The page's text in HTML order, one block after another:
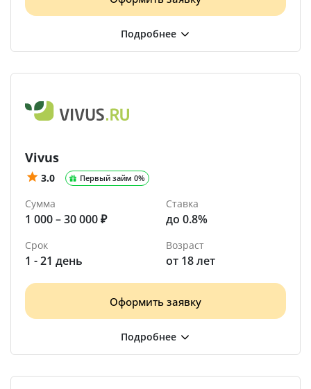
Vivus
3.0 Первый займ 0%
Сумма
1 000 – 30 000 ₽
Ставка
до 0.8%
Срок
1 - 21 день
Возраст
от 18 лет
Оформить заявку